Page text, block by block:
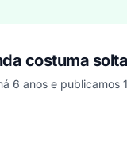
costuma
6 anos e publicamos
por mês, somando